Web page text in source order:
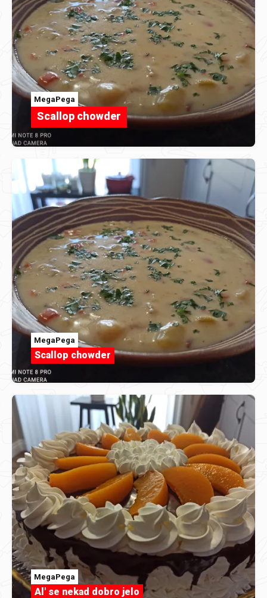
MegaPega
Scallop chowder
MegaPega
Scallop chowder
MegaPega
Al' se nekad dobro jelo